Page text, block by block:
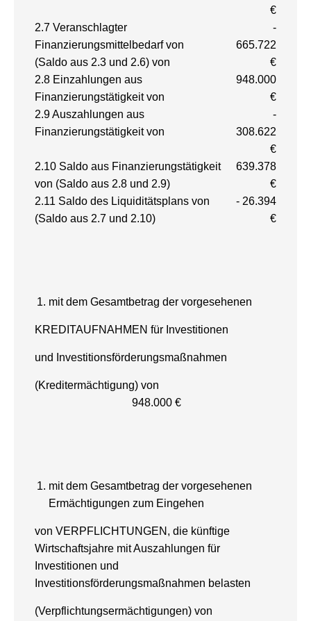
€
2.7 Veranschlagter
Finanzierungsmittelbedarf von
(Saldo aus 2.3 und 2.6) von
-
665.722
€
2.8 Einzahlungen aus
Finanzierungstätigkeit von
948.000
€
2.9 Auszahlungen aus
Finanzierungstätigkeit von
-
308.622
€
2.10 Saldo aus Finanzierungstätigkeit
von (Saldo aus 2.8 und 2.9)
639.378
€
2.11 Saldo des Liquiditätsplans von
(Saldo aus 2.7 und 2.10)
- 26.394
€
mit dem Gesamtbetrag der vorgesehenen
KREDITAUFNAHMEN für Investitionen
und Investitionsförderungsmaßnahmen
(Kreditermächtigung) von
948.000 €
mit dem Gesamtbetrag der vorgesehenen
Ermächtigungen zum Eingehen
von VERPFLICHTUNGEN, die künftige
Wirtschaftsjahre mit Auszahlungen für
Investitionen und
Investitionsförderungsmaßnahmen belasten
(Verpflichtungsermächtigungen) von